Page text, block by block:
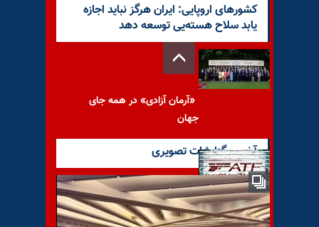
کشورهای اروپایی: ایران هرگز نباید اجازه
یابد سلاح هسته‌یی توسعه دهد
«آرمان آزادی» در همه جای
جهان
مواضع متناقض در مورد برجام
و..... چرا؟!
آخرین گزارشات تصویری